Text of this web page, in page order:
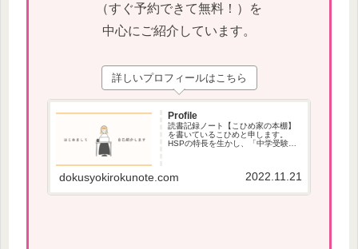
（すぐ予約できて無料！）を
中心にご紹介しています。
詳しいプロフィールはこちら
Profile
読書記録ノート【こひめ家の本棚】
を書いているこひめと申します。
HSPの特長を生かし、「中学受験」
dokusyokirokunote.com 2022.11.21